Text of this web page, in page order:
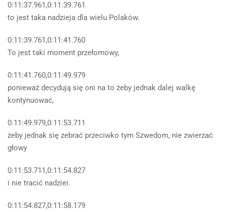
0:11:37.961,0:11:39.761
to jest taka nadzieja dla wielu Polaków.
0:11:39.761,0:11:41.760
To jest taki moment przełomowy,
0:11:41.760,0:11:49.979
ponieważ decydują się oni na to żeby jednak dalej walkę
kontynuować,
0:11:49.979,0:11:53.711
żeby jednak się zebrać przeciwko tym Szwedom, nie zwierzać
głowy
0:11:53.711,0:11:54.827
i nie tracić nadziei.
0:11:54.827,0:11:58.179